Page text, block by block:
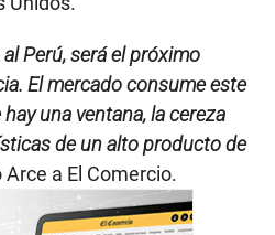
Perú, será el próximo
El mercado consume este
una ventana, la cereza
de un alto producto de
Arce a El Comercio.